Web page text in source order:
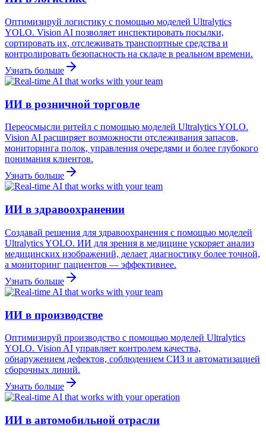
Оптимизируй логистику с помощью моделей Ultralytics
YOLO. Vision AI позволяет инспектировать посылки,
сортировать их, отслеживать транспортные средства и
контролировать безопасность на складе в реальном времени.
Узнать больше
ИИ в розничной торговле
Переосмысли ритейл с помощью моделей Ultralytics YOLO.
Vision AI расширяет возможности отслеживания запасов,
мониторинга полок, управления очередями и более глубокого
понимания клиентов.
Узнать больше
ИИ в здравоохранении
Создавай решения для здравоохранения с помощью моделей
Ultralytics YOLO. ИИ для зрения в медицине ускоряет анализ
медицинских изображений, делает диагностику более точной,
а мониторинг пациентов — эффективнее.
Узнать больше
ИИ в производстве
Оптимизируй производство с помощью моделей Ultralytics
YOLO. Vision AI управляет контролем качества,
обнаружением дефектов, соблюдением СИЗ и автоматизацией
сборочных линий.
Узнать больше
ИИ в автомобильной отрасли